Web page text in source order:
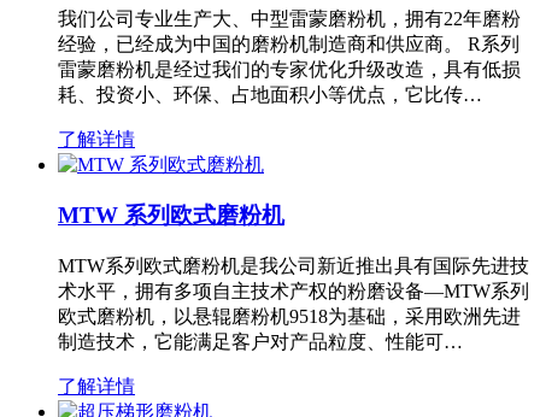
我们公司专业生产大、中型雷蒙磨粉机，拥有22年磨粉
经验，已经成为中国的磨粉机制造商和供应商。 R系列
雷蒙磨粉机是经过我们的专家优化升级改造，具有低损
耗、投资小、环保、占地面积小等优点，它比传…
了解详情
MTW 系列欧式磨粉机
MTW系列欧式磨粉机是我公司新近推出具有国际先进技
术水平，拥有多项自主技术产权的粉磨设备—MTW系列
欧式磨粉机，以悬辊磨粉机9518为基础，采用欧洲先进
制造技术，它能满足客户对产品粒度、性能可…
了解详情